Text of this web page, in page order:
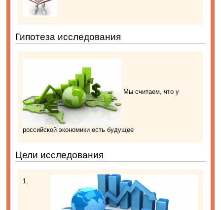
Гипотеза исследования
Мы считаем, что у
российской экономики есть будущее
Цели исследования
1.